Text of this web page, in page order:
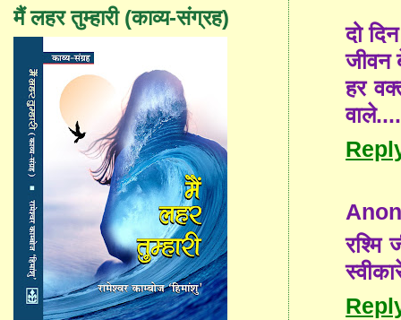
दो
जीवन
हर
रश्मि
मैं लहर तुम्हारी (काव्य-संग्रह)